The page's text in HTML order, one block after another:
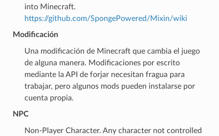
into Minecraft.
https://github.com/SpongePowered/Mixin/wiki
Modificación
Una modificación de Minecraft que cambia el juego
de alguna manera. Modificaciones por escrito
mediante la API de forjar necesitan fragua para
trabajar, pero algunos mods pueden instalarse por
cuenta propia.
NPC
Non-Player Character. Any character not controlled